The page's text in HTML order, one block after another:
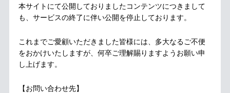
本サイトにて公開しておりましたコンテンツにつきまして
も、サービスの終了に伴い公開を停止しております。
これまでご愛顧いただきました皆様には、多大なるご不便
をおかけいたしますが、何卒ご理解賜りますようお願い申
し上げます。
【お問い合わせ先】